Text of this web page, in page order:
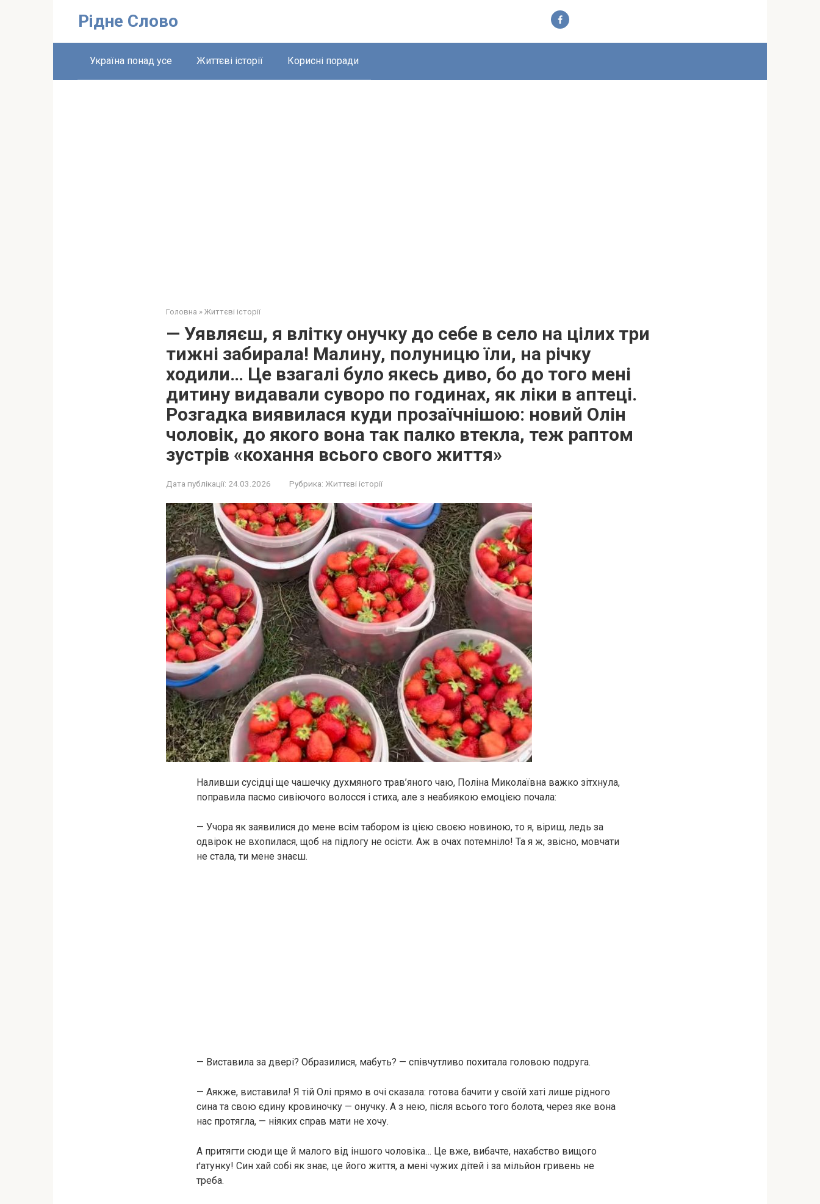
Рідне Слово
Україна понад усе Життєві історії Корисні поради
Головна » Життєві історії
— Уявляєш, я влітку онучку до себе в село на цілих три
тижні забирала! Малину, полуницю їли, на річку
ходили… Це взагалі було якесь диво, бо до того мені
дитину видавали суворо по годинах, як ліки в аптеці.
Розгадка виявилася куди прозаїчнішою: новий Олін
чоловік, до якого вона так палко втекла, теж раптом
зустрів «кохання всього свого життя»
Дата публікації: 24.03.2026 Рубрика: Життєві історії
Наливши сусідці ще чашечку духмяного трав’яного чаю, Поліна Миколаївна важко зітхнула,
поправила пасмо сивіючого волосся і стиха, але з неабиякою емоцією почала:
— Учора як заявилися до мене всім табором із цією своєю новиною, то я, віриш, ледь за
одвірок не вхопилася, щоб на підлогу не осісти. Аж в очах потемніло! Та я ж, звісно, мовчати
не стала, ти мене знаєш.
— Виставила за двері? Образилися, мабуть? — співчутливо похитала головою подруга.
— Аякже, виставила! Я тій Олі прямо в очі сказала: готова бачити у своїй хаті лише рідного
сина та свою єдину кровиночку — онучку. А з нею, після всього того болота, через яке вона
нас протягла, — ніяких справ мати не хочу.
А притягти сюди ще й малого від іншого чоловіка… Це вже, вибачте, нахабство вищого
ґатунку! Син хай собі як знає, це його життя, а мені чужих дітей і за мільйон гривень не
треба.